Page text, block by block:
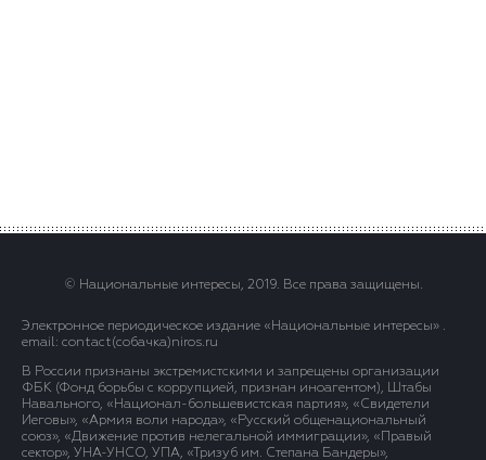
© Национальные интересы, 2019. Все права защищены.
Электронное периодическое издание «Национальные интересы» .
email: contact(сoбaчка)niros.ru
В России признаны экстремистскими и запрещены организации
ФБК (Фонд борьбы с коррупцией, признан иноагентом), Штабы
Навального, «Национал-большевистская партия», «Свидетели
Иеговы», «Армия воли народа», «Русский общенациональный
союз», «Движение против нелегальной иммиграции», «Правый
сектор», УНА-УНСО, УПА, «Тризуб им. Степана Бандеры»,